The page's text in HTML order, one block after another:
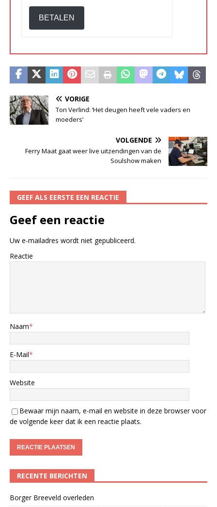
BETALEN
VORIGE
Ton Verlind: ‘Het deugen heeft vele vaders en
moeders’
VOLGENDE
Ferry Maat gaat weer live uitzendingen van de
Soulshow maken
GEEF ALS EERSTE EEN REACTIE
Geef een reactie
Uw e-mailadres wordt niet gepubliceerd.
Reactie
Naam*
E-Mail*
Website
Bewaar mijn naam, e-mail en website in deze browser voor
de volgende keer dat ik een reactie plaats.
RECENTE BERICHTEN
Borger Breeveld overleden